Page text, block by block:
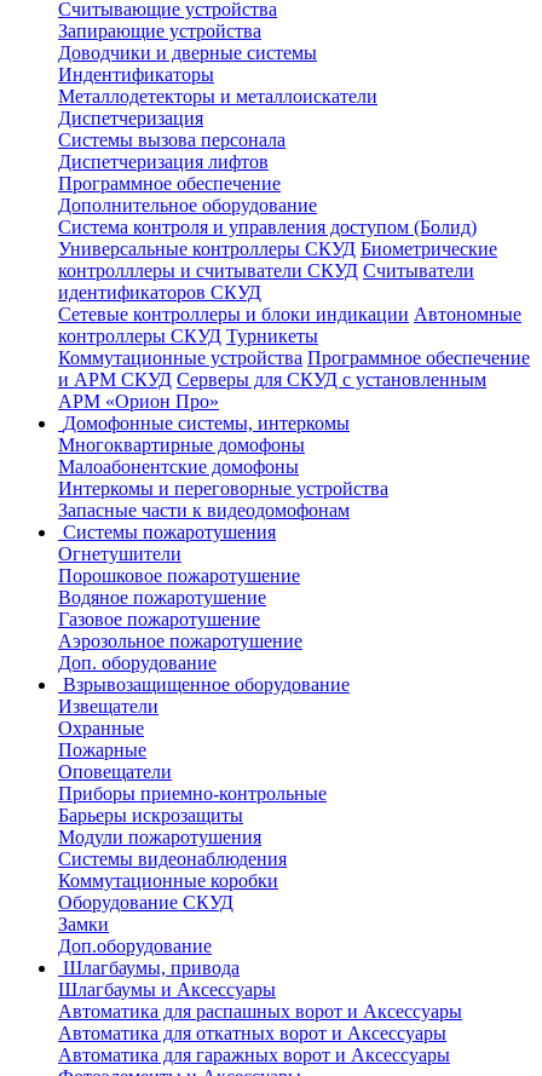
Считывающие устройства
Запирающие устройства
Доводчики и дверные системы
Индентификаторы
Металлодетекторы и металлоискатели
Диспетчеризация
Системы вызова персонала
Диспетчеризация лифтов
Программное обеспечение
Дополнительное оборудование
Система контроля и управления доступом (Болид)
Универсальные контроллеры СКУД Биометрические
контролллеры и считыватели СКУД Считыватели
идентификаторов СКУД
Сетевые контроллеры и блоки индикации Автономные
контроллеры СКУД Турникеты
Коммутационные устройства Программное обеспечение
и АРМ СКУД Серверы для СКУД с установленным
АРМ «Орион Про»
Домофонные системы, интеркомы
Многоквартирные домофоны
Малоабонентские домофоны
Интеркомы и переговорные устройства
Запасные части к видеодомофонам
Системы пожаротушения
Огнетушители
Порошковое пожаротушение
Водяное пожаротушение
Газовое пожаротушение
Аэрозольное пожаротушение
Доп. оборудование
Взрывозащищенное оборудование
Извещатели
Охранные
Пожарные
Оповещатели
Приборы приемно-контрольные
Барьеры искрозащиты
Модули пожаротушения
Системы видеонаблюдения
Коммутационные коробки
Оборудование СКУД
Замки
Доп.оборудование
Шлагбаумы, привода
Шлагбаумы и Аксессуары
Автоматика для распашных ворот и Аксессуары
Автоматика для откатных ворот и Аксессуары
Автоматика для гаражных ворот и Аксессуары